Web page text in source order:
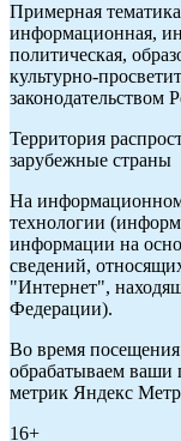
Примерная
информационная,
политическая,
культурно-
законодательством
Территория
зарубежные страны
На информационном
технологии
информации на
сведений,
"Интернет",
Федерации).
Во время посещения
обрабатываем ваши
метрик Яндекс
16+